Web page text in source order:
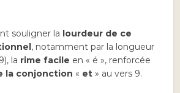
souligner la lourdeur de ce
, notamment par la longueur
la rime facile en « é », renforcée
la conjonction « et» au vers 9.